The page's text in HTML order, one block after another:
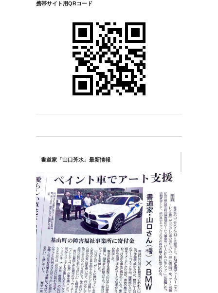
携帯サイト用QRコード
書道家「山口芳水」最新情報